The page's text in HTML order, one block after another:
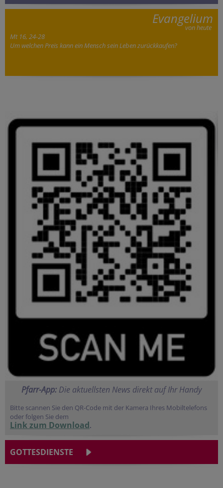
Evangelium
von heute
Mt 16, 24-28
Um welchen Preis kann ein Mensch sein Leben zurückkaufen?
Pfarr-App: Die aktuellsten News direkt auf Ihr Handy
Bitte scannen Sie den QR-Code mit der Kamera Ihres Mobiltelefons
oder folgen Sie dem
Link zum Download.
GOTTESDIENSTE